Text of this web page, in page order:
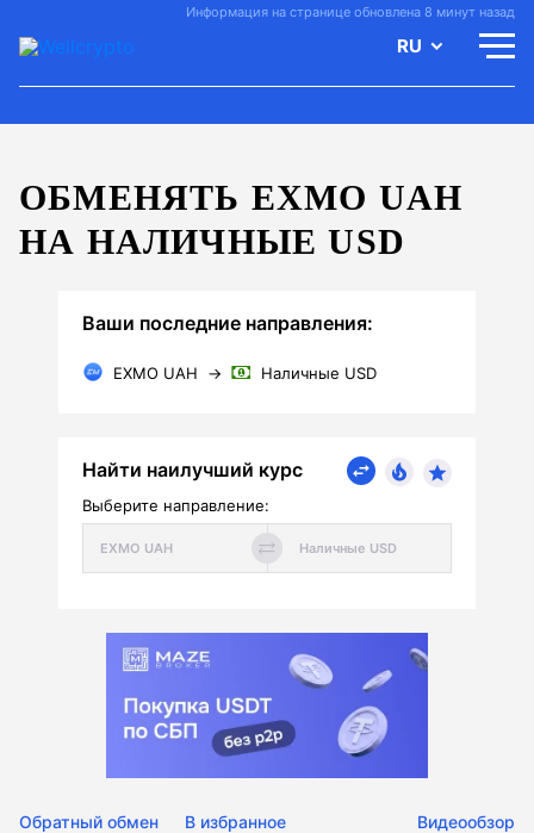
Информация на странице обновлена 8 минут назад
RU
ОБМЕНЯТЬ EXMO UAH
НА НАЛИЧНЫЕ USD
Ваши последние направления:
EXMO UAH → Наличные USD
Найти наилучший курс
Выберите направление:
Обратный обмен В избранное Видеообзор